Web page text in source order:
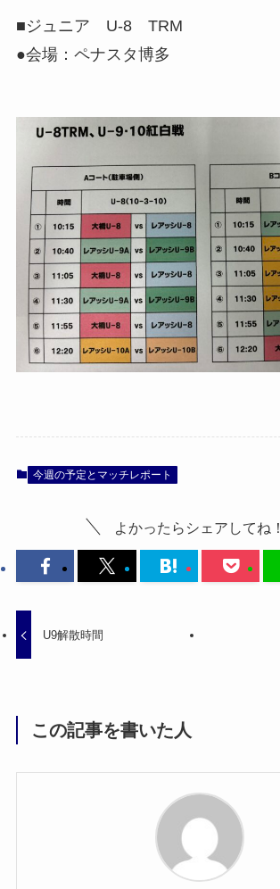
■ジュニア U-8 TRM
●会場：ペナスタ博多
今週の予定とマッチレポート
よかったらシェアしてね！
U9解散時間
この記事を書いた人